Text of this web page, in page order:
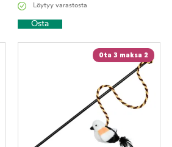
Löytyy varastosta
Osta
Ota 3 maksa 2